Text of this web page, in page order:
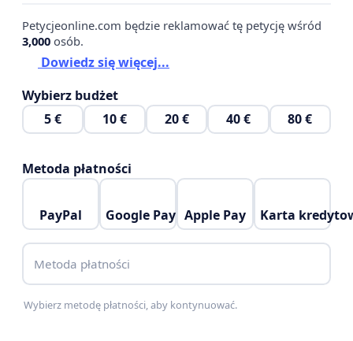
Petycjeonline.com będzie reklamować tę petycję wśród
3,000 osób.
Dowiedz się więcej...
Wybierz budżet
5 €
10 € 20 € 40 € 80 €
Metoda płatności
PayPal Google Pay Apple Pay Karta
Metoda płatności
Wybierz metodę płatności, aby kontynuować.